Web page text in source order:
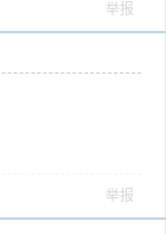
举报
举报